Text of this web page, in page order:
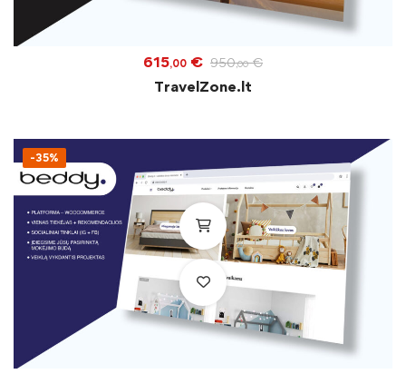
615,00 € 950,00 €
TravelZone.lt
-35%